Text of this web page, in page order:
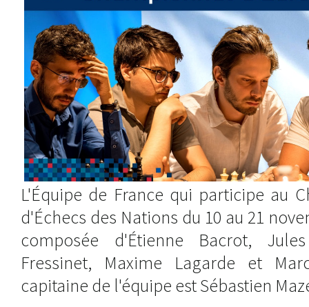
L'Équipe de France qui participe au
d'Échecs des Nations du 10 au 21
composée d'Étienne Bacrot,
Fressinet, Maxime Lagarde et
capitaine de l'équipe est Sébastien